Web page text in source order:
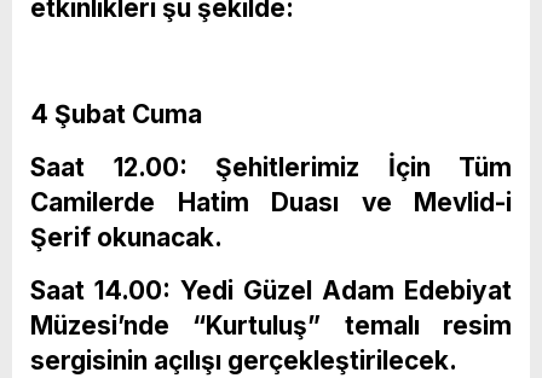
etkinlikleri şu şekilde:
4 Şubat Cuma
Saat 12.00: Şehitlerimiz İçin Tüm
Camilerde Hatim Duası ve Mevlid-i
Şerif okunacak.
Saat 14.00: Yedi Güzel Adam Edebiyat
Müzesi’nde “Kurtuluş” temalı resim
sergisinin açılışı gerçekleştirilecek.